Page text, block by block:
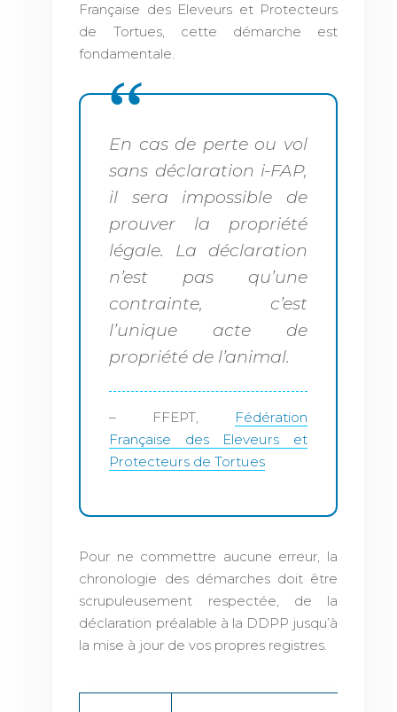
Française des Eleveurs et Protecteurs
de Tortues, cette démarche est
fondamentale.
En cas de perte ou vol
sans déclaration i-FAP,
il sera impossible de
prouver la propriété
légale. La déclaration
n’est pas qu’une
contrainte, c’est
l’unique acte de
propriété de l’animal.
– FFEPT,
Fédération
Française des Eleveurs et
Protecteurs de Tortues
Pour ne commettre aucune erreur, la
chronologie des démarches doit être
scrupuleusement respectée, de la
déclaration préalable à la DDPP jusqu’à
la mise à jour de vos propres registres.